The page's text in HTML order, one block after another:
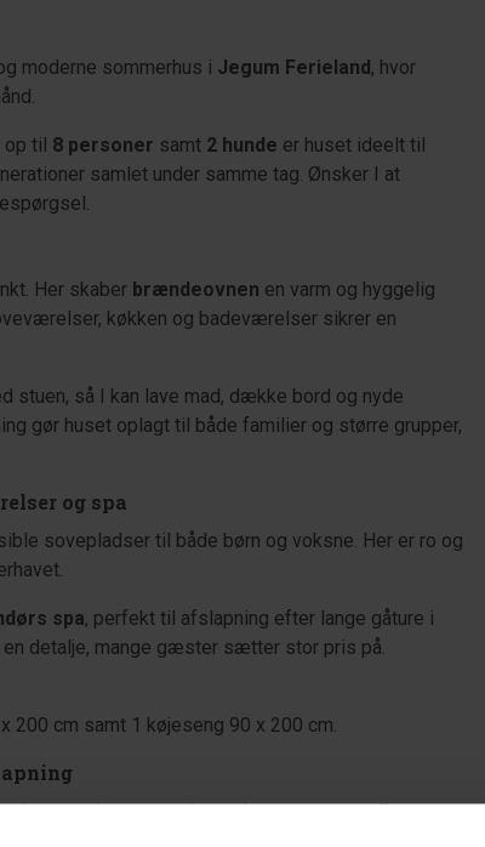
moderne sommerhus i Jegum Ferieland, hvor
op til 8 personer samt 2 hunde er huset ideelt til
samlet under samme tag. Ønsker I at
Her skaber brændeovnen en varm og hyggelig
køkken og badeværelser sikrer en
stuen, så I kan lave mad, dække bord og nyde
gør huset oplagt til både familier og større grupper,
og spa
sovepladser til både børn og voksne. Her er ro og
spa, perfekt til afslapning efter lange gåture i
en detalje, mange gæster sætter stor pris på.
200 cm samt 1 køjeseng 90 x 200 cm.
børnene kan more sig medgyngeogsandkasse,
Her er god plads til både leg og afslapning.